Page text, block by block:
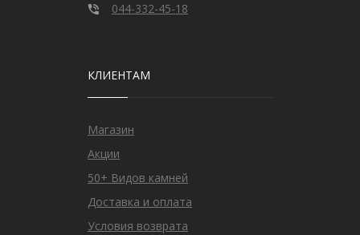
044-332-45-18
КЛИЕНТАМ
Магазин
Акции
50+ Видов камней
Доставка и оплата
Условия возврата